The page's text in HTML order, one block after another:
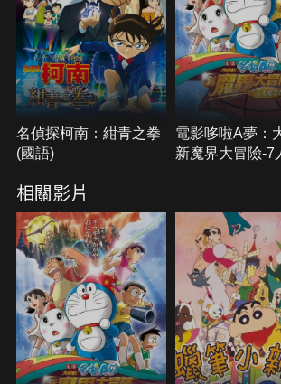
名偵探柯南：紺青之拳
(國語)
電影哆啦A夢：
新魔界大冒險-7
相關影片